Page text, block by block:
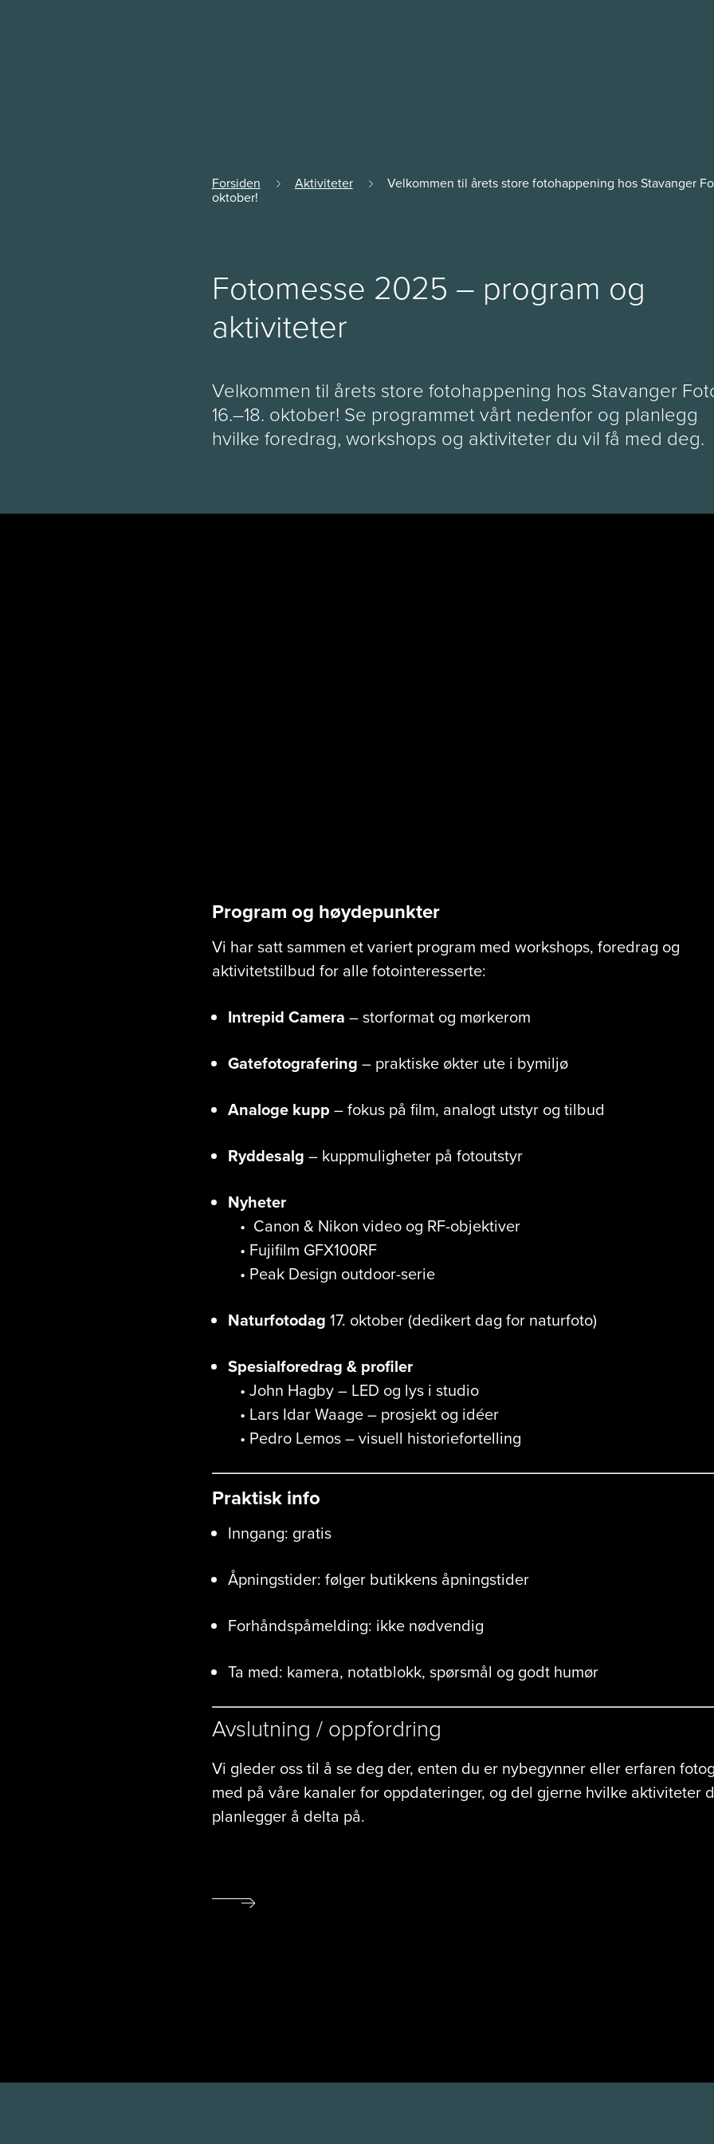
Forsiden Aktiviteter
Velkommen til årets store fotohappening hos Stavanger
oktober!
Fotomesse 2025 – program og
aktiviteter
Velkommen til årets store fotohappening hos Stavanger
16.–18. oktober! Se programmet vårt nedenfor og planlegg
hvilke foredrag, workshops og aktiviteter du vil få med deg.
Program og høydepunkter
Vi har satt sammen et variert program med workshops, foredrag og
aktivitetstilbud for alle fotointeresserte:
Intrepid Camera – storformat og mørkerom
Gatefotografering – praktiske økter ute i bymiljø
Analoge kupp – fokus på film, analogt utstyr og tilbud
Ryddesalg – kuppmuligheter på fotoutstyr
Nyheter
• Canon & Nikon video og RF-objektiver
• Fujifilm GFX100RF
• Peak Design outdoor-serie
Naturfotodag 17. oktober (dedikert dag for naturfoto)
Spesialforedrag & profiler
• John Hagby – LED og lys i studio
• Lars Idar Waage – prosjekt og idéer
• Pedro Lemos – visuell historiefortelling
Praktisk info
Inngang: gratis
Åpningstider: følger butikkens åpningstider
Forhåndspåmelding: ikke nødvendig
Ta med: kamera, notatblokk, spørsmål og godt humør
Avslutning / oppfordring
Vi gleder oss til å se deg der, enten du er nybegynner eller erfaren
med på våre kanaler for oppdateringer, og del gjerne hvilke aktiviteter
planlegger å delta på.